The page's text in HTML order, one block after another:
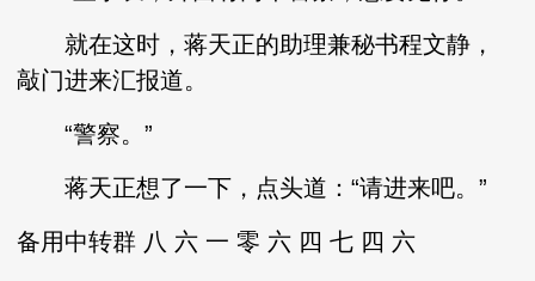
就在这时，蒋天正的助理兼秘书程文静，
敲门进来汇报道。
“警察。”
蒋天正想了一下，点头道：“请进来吧。”
备用中转群 八 六 一 零 六 四 七 四 六